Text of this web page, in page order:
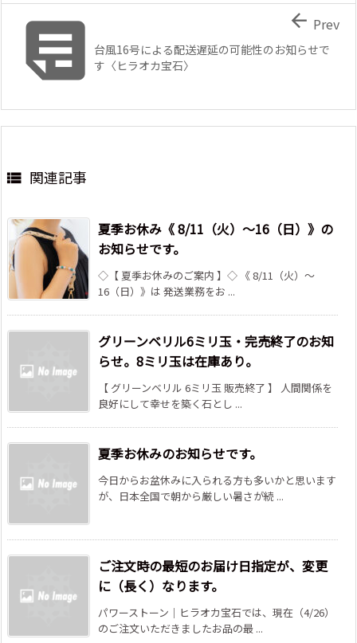
台風16号による配送遅延の可能性のお知らせで
す〈ヒラオカ宝石〉
 Prev
 関連記事
夏季お休み《 8/11（火）～16（日）》の
お知らせです。
◇【 夏季お休みのご案内 】◇ 《 8/11（火）～
16（日）》は 発送業務をお ...
グリーンベリル6ミリ玉・完売終了のお知
らせ。8ミリ玉は在庫あり。
【 グリーンベリル 6ミリ玉 販売終了 】 人間関係を
良好にして幸せを築く石とし ...
夏季お休みのお知らせです。
今日からお盆休みに入られる方も多いかと思います
が、日本全国で朝から厳しい暑さが続 ...
ご注文時の最短のお届け日指定が、変更
に（長く）なります。
パワーストーン｜ヒラオカ宝石では、現在（4/26）
のご注文いただきましたお品の最 ...